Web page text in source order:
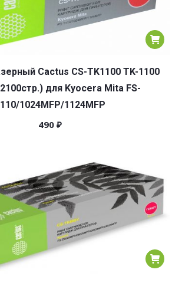
Cactus CS-TK1100 TK-1100
для Kyocera Mita FS-
1024MFP/1124MFP
490 ₽